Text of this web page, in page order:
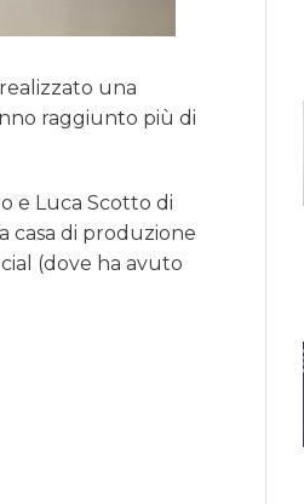
una
raggiunto più di
e Luca Scotto di
casa di produzione
(dove ha avuto